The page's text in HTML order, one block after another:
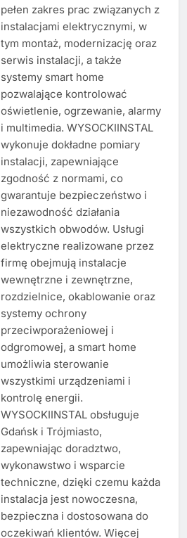
pełen zakres prac związanych z
instalacjami elektrycznymi, w
tym montaż, modernizację oraz
serwis instalacji, a także
systemy smart home
pozwalające kontrolować
oświetlenie, ogrzewanie, alarmy
i multimedia. WYSOCKIINSTAL
wykonuje dokładne pomiary
instalacji, zapewniające
zgodność z normami, co
gwarantuje bezpieczeństwo i
niezawodność działania
wszystkich obwodów. Usługi
elektryczne realizowane przez
firmę obejmują instalacje
wewnętrzne i zewnętrzne,
rozdzielnice, okablowanie oraz
systemy ochrony
przeciwporażeniowej i
odgromowej, a smart home
umożliwia sterowanie
wszystkimi urządzeniami i
kontrolę energii.
WYSOCKIINSTAL obsługuje
Gdańsk i Trójmiasto,
zapewniając doradztwo,
wykonawstwo i wsparcie
techniczne, dzięki czemu każda
instalacja jest nowoczesna,
bezpieczna i dostosowana do
oczekiwań klientów. Więcej